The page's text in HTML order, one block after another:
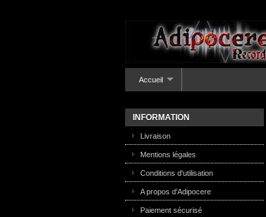
Accueil
INFORMATION
Livraison
Mentions légales
Conditions d'utilisation
A propos d'Adipocere
Paiement sécurisé